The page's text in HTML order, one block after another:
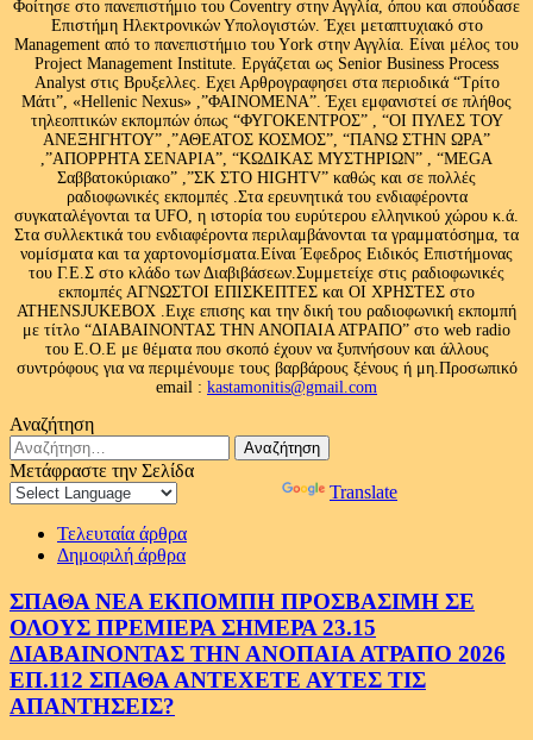
Φοίτησε στο πανεπιστήμιο του Coventry στην Αγγλία, όπου και σπούδασε
Επιστήμη Ηλεκτρονικών Υπολογιστών. Έχει μεταπτυχιακό στο
Management από το πανεπιστήμιο του Υork στην Αγγλία. Είναι μέλος του
Project Management Institute. Εργάζεται ως Senior Business Process
Analyst στις Βρυξελλες. Εχει Αρθρογραφησει στα περιοδικά “Τρίτο
Μάτι”, «Hellenic Nexus» ,”ΦΑΙΝΟΜΕΝΑ”. Έχει εμφανιστεί σε πλήθος
τηλεοπτικών εκπομπών όπως “ΦΥΓΟΚΕΝΤΡΟΣ” , “ΟΙ ΠΥΛΕΣ ΤΟΥ
ΑΝΕΞΗΓΗΤΟΥ” ,”ΑΘΕΑΤΟΣ ΚΟΣΜΟΣ”, “ΠΑΝΩ ΣΤΗΝ ΩΡΑ”
,”ΑΠΟΡΡΗΤΑ ΣΕΝΑΡΙΑ”, “ΚΩΔΙΚΑΣ ΜΥΣΤΗΡΙΩΝ” , “MEGA
Σαββατοκύριακο” ,”ΣΚ ΣΤΟ HIGHTV” καθώς και σε πολλές
ραδιοφωνικές εκπομπές .Στα ερευνητικά του ενδιαφέροντα
συγκαταλέγονται τα UFO, η ιστορία του ευρύτερου ελληνικού χώρου κ.ά.
Στα συλλεκτικά του ενδιαφέροντα περιλαμβάνονται τα γραμματόσημα, τα
νομίσματα και τα χαρτονομίσματα.Είναι Έφεδρος Ειδικός Επιστήμονας
του Γ.Ε.Σ στο κλάδο των Διαβιβάσεων.Συμμετείχε στις ραδιοφωνικές
εκπομπές ΑΓΝΩΣΤΟΙ ΕΠΙΣΚΕΠΤΕΣ και ΟΙ ΧΡΗΣΤΕΣ στο
ATHENSJUKEBOX .Ειχε επισης και την δική του ραδιοφωνική εκπομπή
με τίτλο “ΔΙΑΒΑΙΝΟΝΤΑΣ ΤΗΝ ΑΝΟΠΑΙΑ ΑΤΡΑΠΟ” στο web radio
του Ε.Ο.Ε με θέματα που σκοπό έχουν να ξυπνήσουν και άλλους
συντρόφους για να περιμένουμε τους βαρβάρους ξένους ή μη.Προσωπικό
email : kastamonitis@gmail.com
Αναζήτηση
Αναζήτηση
για:
Μετάφραστε την Σελίδα
Translate
Τελευταία άρθρα
Δημοφιλή άρθρα
ΣΠΑΘΑ ΝΕΑ ΕΚΠΟΜΠΗ ΠΡΟΣΒΑΣΙΜΗ ΣΕ
ΟΛΟΥΣ ΠΡΕΜΙΕΡΑ ΣΗΜΕΡΑ 23.15
ΔΙΑΒΑΙΝΟΝΤΑΣ ΤΗΝ ΑΝΟΠΑΙΑ ΑΤΡΑΠΟ 2026
ΕΠ.112 ΣΠΑΘΑ ΑΝΤΕΧΕΤΕ ΑΥΤΕΣ ΤΙΣ
ΑΠΑΝΤΗΣΕΙΣ?